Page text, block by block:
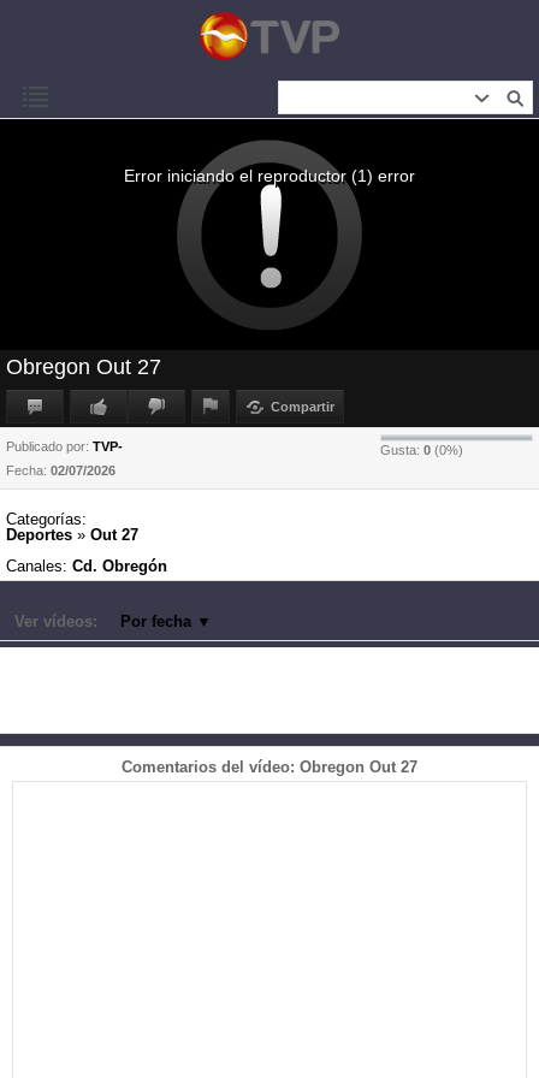
Error iniciando el reproductor (1) error
Obregon Out 27
Compartir
Gusta: 0 (0%)
Publicado por: TVP-
Fecha: 02/07/2026
Categorías:
Deportes » Out 27
Canales: Cd. Obregón
Ver vídeos: Por fecha ▼
Comentarios del vídeo: Obregon Out 27